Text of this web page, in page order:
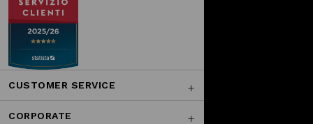
CUSTOMER SERVICE
CORPORATE